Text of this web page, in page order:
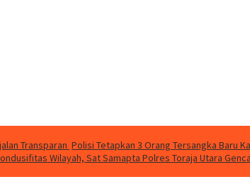
Transparan Polisi Tetapkan 3 Orang Tersangka Baru
Wilayah, Sat Samapta Polres Toraja Utara